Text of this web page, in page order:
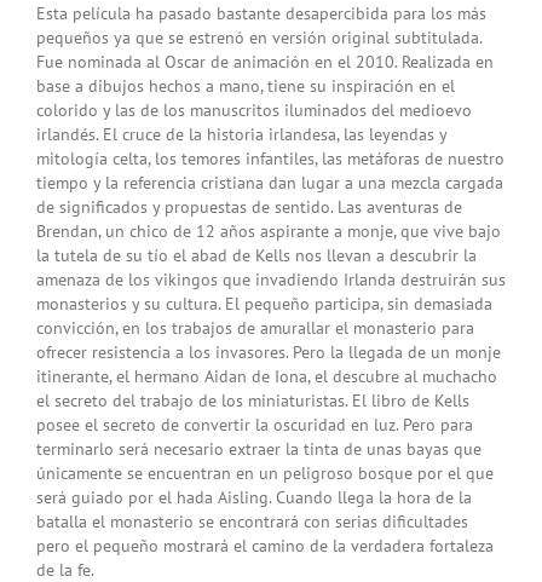
Esta película ha pasado bastante desapercibida para los más
pequeños ya que se estrenó en versión original subtitulada.
Fue nominada al Oscar de animación en el 2010. Realizada en
base a dibujos hechos a mano, tiene su inspiración en el
colorido y las de los manuscritos iluminados del medioevo
irlandés. El cruce de la historia irlandesa, las leyendas y
mitología celta, los temores infantiles, las metáforas de nuestro
tiempo y la referencia cristiana dan lugar a una mezcla cargada
de significados y propuestas de sentido. Las aventuras de
Brendan, un chico de 12 años aspirante a monje, que vive bajo
la tutela de su tío el abad de Kells nos llevan a descubrir la
amenaza de los vikingos que invadiendo Irlanda destruirán sus
monasterios y su cultura. El pequeño participa, sin demasiada
convicción, en los trabajos de amurallar el monasterio para
ofrecer resistencia a los invasores. Pero la llegada de un monje
itinerante, el hermano Aidan de Iona, el descubre al muchacho
el secreto del trabajo de los miniaturistas. El libro de Kells
posee el secreto de convertir la oscuridad en luz. Pero para
terminarlo será necesario extraer la tinta de unas bayas que
únicamente se encuentran en un peligroso bosque por el que
será guiado por el hada Aisling. Cuando llega la hora de la
batalla el monasterio se encontrará con serias dificultades
pero el pequeño mostrará el camino de la verdadera fortaleza
de la fe.